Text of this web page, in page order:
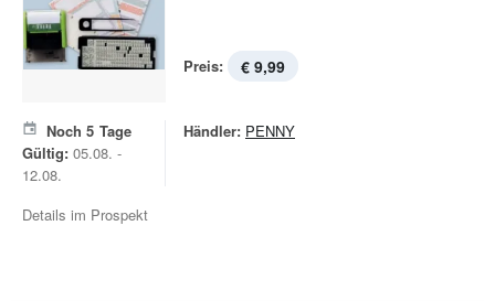
Preis: € 9,99
Noch 5 Tage
Gültig: 05.08. -
12.08.
Händler: PENNY
Details im Prospekt